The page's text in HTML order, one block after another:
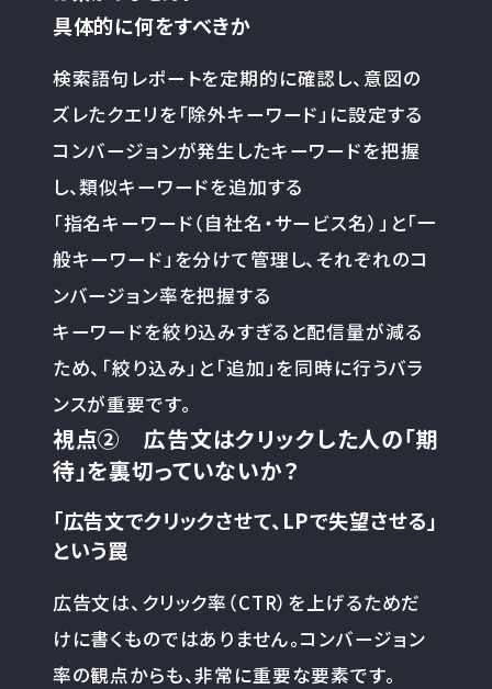
具体的に何をすべきか
検索語句レポートを定期的に確認し、意図の
ズレたクエリを「除外キーワード」に設定する
コンバージョンが発生したキーワードを把握
し、類似キーワードを追加する
「指名キーワード（自社名・サービス名）」と「一
般キーワード」を分けて管理し、それぞれのコ
ンバージョン率を把握する
キーワードを絞り込みすぎると配信量が減る
ため、「絞り込み」と「追加」を同時に行うバラ
ンスが重要です。
視点② 広告文はクリックした人の「期
待」を裏切っていないか？
「広告文でクリックさせて、LPで失望させる」
という罠
広告文は、クリック率（CTR）を上げるためだ
けに書くものではありません。コンバージョン
率の観点からも、非常に重要な要素です。